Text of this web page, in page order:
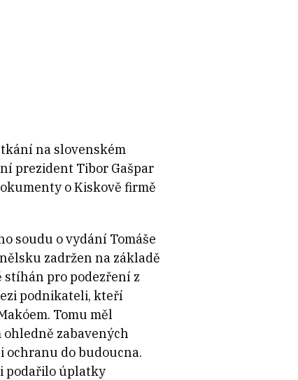
na slovenském
prezident Tibor Gašpar
o Kiskově firmě
soudu o vydání Tomáše
zadržen na základě
stíhán pro podezření z
podnikateli, kteří
Tomu měl
zabavených
ochranu do budoucna.
podařilo úplatky